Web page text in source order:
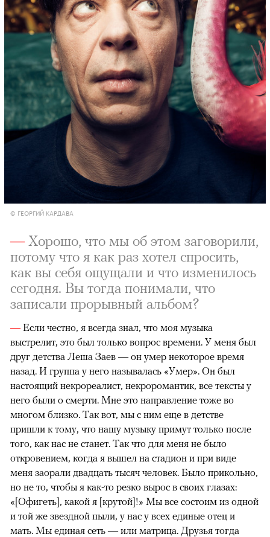
© ГЕОРГИЙ КАРДАВА
—Хорошо, что мы об этом заговорили,
потому что я как раз хотел спросить,
как вы себя ощущали и что изменилось
сегодня. Вы тогда понимали, что
записали прорывный альбом?
— Если честно, я всегда знал, что моя музыка
выстрелит, это был только вопрос времени. У меня был
друг детства Леша Заев — он умер некоторое время
назад. И группа у него называлась «Умер». Он был
настоящий некрореалист, некроромантик, все тексты у
него были о смерти. Мне это направление тоже во
многом близко. Так вот, мы с ним еще в детстве
пришли к тому, что нашу музыку примут только после
того, как нас не станет. Так что для меня не было
откровением, когда я вышел на стадион и при виде
меня заорали двадцать тысяч человек. Было прикольно,
но не то, чтобы я как-то резко вырос в своих глазах:
«[Офигеть], какой я [крутой]!» Мы все состоим из одной
и той же звездной пыли, у нас у всех единые отец и
мать. Мы единая сеть — или матрица. Друзья тогда